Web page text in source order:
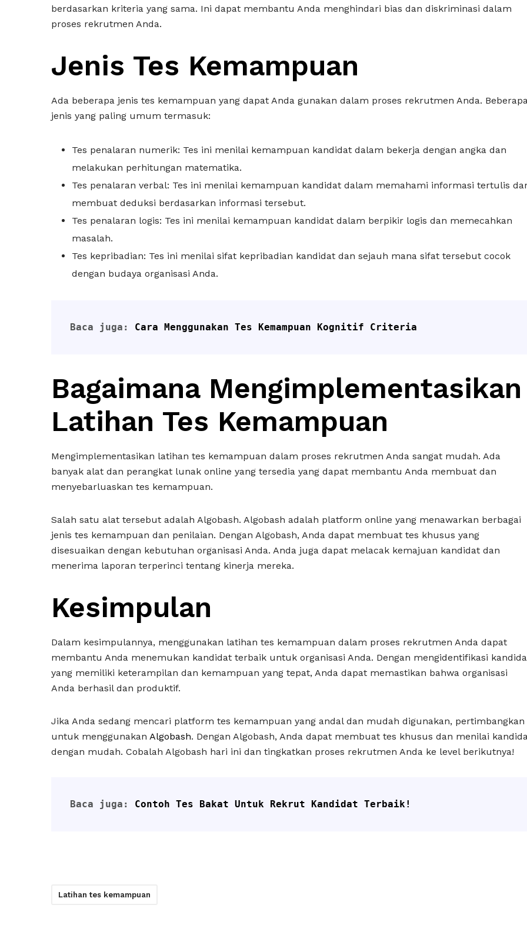
berdasarkan kriteria yang sama. Ini dapat membantu Anda menghindari bias dan diskriminasi dalam
proses rekrutmen Anda.
Jenis Tes Kemampuan
Ada beberapa jenis tes kemampuan yang dapat Anda gunakan dalam proses rekrutmen Anda.
jenis yang paling umum termasuk:
Tes penalaran numerik: Tes ini menilai kemampuan kandidat dalam bekerja dengan angka dan
melakukan perhitungan matematika.
Tes penalaran verbal: Tes ini menilai kemampuan kandidat dalam memahami informasi tertulis
membuat deduksi berdasarkan informasi tersebut.
Tes penalaran logis: Tes ini menilai kemampuan kandidat dalam berpikir logis dan memecahkan
masalah.
Tes kepribadian: Tes ini menilai sifat kepribadian kandidat dan sejauh mana sifat tersebut cocok
dengan budaya organisasi Anda.
Baca juga: Cara Menggunakan Tes Kemampuan Kognitif Criteria
Bagaimana Mengimplementasikan
Latihan Tes Kemampuan
Mengimplementasikan latihan tes kemampuan dalam proses rekrutmen Anda sangat mudah. Ada
banyak alat dan perangkat lunak online yang tersedia yang dapat membantu Anda membuat dan
menyebarluaskan tes kemampuan.
Salah satu alat tersebut adalah Algobash. Algobash adalah platform online yang menawarkan berbagai
jenis tes kemampuan dan penilaian. Dengan Algobash, Anda dapat membuat tes khusus yang
disesuaikan dengan kebutuhan organisasi Anda. Anda juga dapat melacak kemajuan kandidat dan
menerima laporan terperinci tentang kinerja mereka.
Kesimpulan
Dalam kesimpulannya, menggunakan latihan tes kemampuan dalam proses rekrutmen Anda dapat
membantu Anda menemukan kandidat terbaik untuk organisasi Anda. Dengan mengidentifikasi
yang memiliki keterampilan dan kemampuan yang tepat, Anda dapat memastikan bahwa organisasi
Anda berhasil dan produktif.
Jika Anda sedang mencari platform tes kemampuan yang andal dan mudah digunakan, pertimbangkan
untuk menggunakan Algobash. Dengan Algobash, Anda dapat membuat tes khusus dan menilai
dengan mudah. Cobalah Algobash hari ini dan tingkatkan proses rekrutmen Anda ke level berikutnya!
Baca juga: Contoh Tes Bakat Untuk Rekrut Kandidat Terbaik!
Latihan tes kemampuan